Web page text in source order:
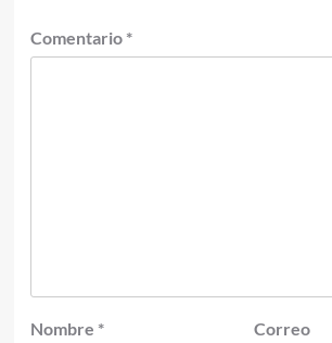
Comentario *
Nombre *
Correo